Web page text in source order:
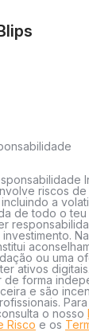
riscos de
a
de todo o teu
ou uma
ativos
de forma
e são
o nosso
Risco e os